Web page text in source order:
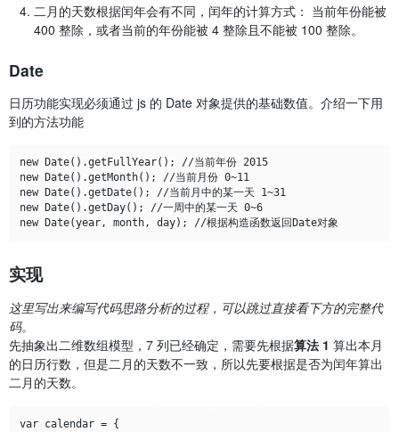
二月的天数根据闰年会有不同，闰年的计算方式： 当前年份能被
400 整除，或者当前的年份能被 4 整除且不能被 100 整除。
Date
日历功能实现必须通过 js 的 Date 对象提供的基础数值。介绍一下用
到的方法功能
new Date().getFullYear(); //当前年份 2015
new Date().getMonth(); //当前月份 0~11
new Date().getDate(); //当前月中的某一天 1~31
new Date().getDay(); //一周中的某一天 0~6
实现
这里写出来编写代码思路分析的过程，可以跳过直接看下方的完整代
码。
先抽象出二维数组模型，7 列已经确定，需要先根据算法 1 算出本月
的日历行数，但是二月的天数不一致，所以先要根据是否为闰年算出
二月的天数。
var calendar = {